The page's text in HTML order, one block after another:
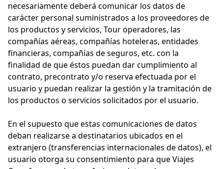
necesariamente deberá comunicar los datos de
carácter personal suministrados a los proveedores de
los productos y servicios, Tour operadores, las
compañías aéreas, compañías hoteleras, entidades
financieras, compañías de seguros, etc. con la
finalidad de que éstos puedan dar cumplimiento al
contrato, precontrato y/o reserva efectuada por el
usuario y puedan realizar la gestión y la tramitación de
los productos o servicios solicitados por el usuario.
En el supuesto que estas comunicaciones de datos
deban realizarse a destinatarios ubicados en el
extranjero (transferencias internacionales de datos), el
usuario otorga su consentimiento para que Viajes